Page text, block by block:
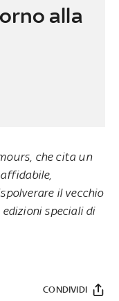
alla
che cita un
il vecchio
speciali di
CONDIVIDI